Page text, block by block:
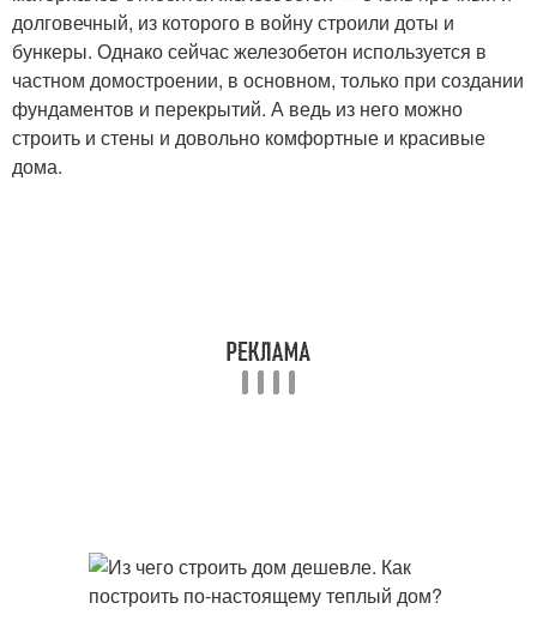
долговечный, из которого в войну строили доты и
бункеры. Однако сейчас железобетон используется в
частном домостроении, в основном, только при создании
фундаментов и перекрытий. А ведь из него можно
строить и стены и довольно комфортные и красивые
дома.